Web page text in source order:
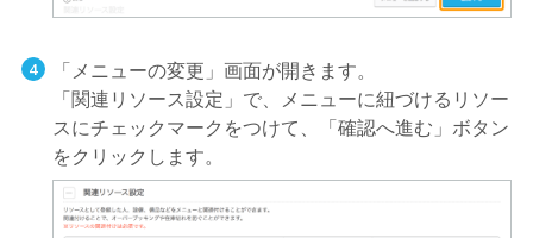
「メニューの変更」画面が開きます。
「関連リソース設定」で、メニューに紐づけるリソー
スにチェックマークをつけて、「確認へ進む」ボタン
をクリックします。